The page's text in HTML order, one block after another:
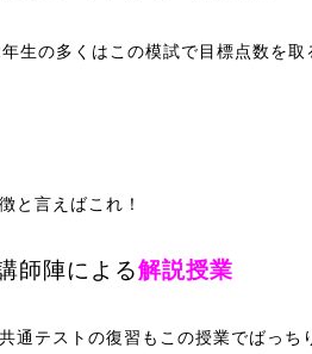
生の多くはこの模試で目標点数を取
と言えばこれ！
師陣による解説授業
通テストの復習もこの授業でばっち